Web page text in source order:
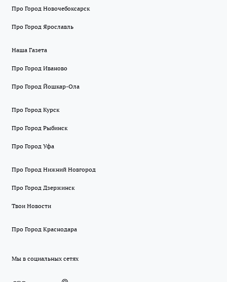
Про Город Новочебоксарск
Про Город Ярославль
Наша Газета
Про Город Иваново
Про Город Йошкар-Ола
Про Город Курск
Про Город Рыбинск
Про Город Уфа
Про Город Нижний Новгород
Про Город Дзержинск
Твои Новости
Про Город Краснодара
Мы в социальных сетях